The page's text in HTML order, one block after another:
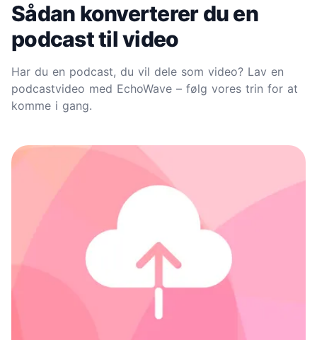
Sådan konverterer du en
podcast til video
Har du en podcast, du vil dele som video? Lav en
podcastvideo med EchoWave – følg vores trin for at
komme i gang.